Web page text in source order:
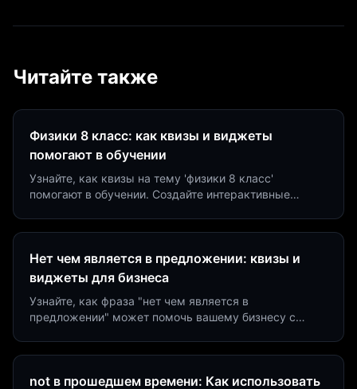
Читайте также
Физики 8 класс: как квизы и виджеты
помогают в обучении
Узнайте, как квизы на тему 'физики 8 класс'
помогают в обучении. Создайте интерактивные
Нет чем является в предложении: квизы и
виджеты для бизнеса
Узнайте, как фраза "нет чем является в
предложении" может помочь вашему бизнесу с
not в прошедшем времени: Как использовать